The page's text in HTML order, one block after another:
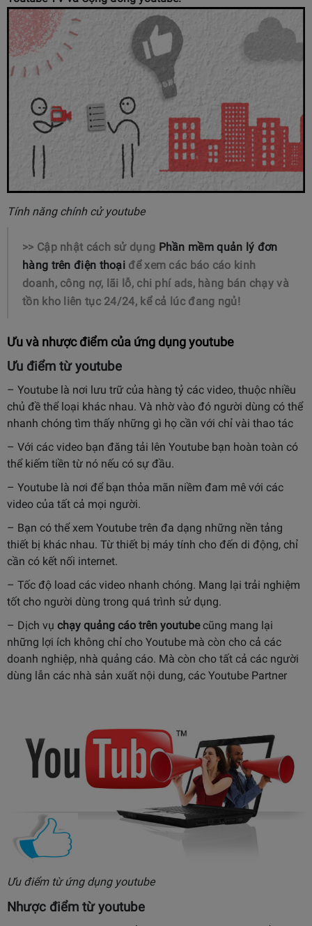
Tính năng chính cử youtube
>> Cập nhật cách sử dụng Phần mềm quản lý đơn
hàng trên điện thoại để xem các báo cáo kinh
doanh, công nợ, lãi lỗ, chi phí ads, hàng bán chạy và
tồn kho liên tục 24/24, kể cả lúc đang ngủ!
Ưu và nhược điểm của ứng dụng youtube
Ưu điểm từ youtube
– Youtube là nơi lưu trữ của hàng tỷ các video, thuộc nhiều
chủ đề thể loại khác nhau. Và nhờ vào đó người dùng có thể
nhanh chóng tìm thấy những gì họ cần với chỉ vài thao tác
– Với các video bạn đăng tải lên Youtube bạn hoàn toàn có
thể kiếm tiền từ nó nếu có sự đầu.
– Youtube là nơi để bạn thỏa mãn niềm đam mê với các
video của tất cả mọi người.
– Bạn có thể xem Youtube trên đa dạng những nền tảng
thiết bị khác nhau. Từ thiết bị máy tính cho đến di động, chỉ
cần có kết nối internet.
– Tốc độ load các video nhanh chóng. Mang lại trải nghiệm
tốt cho người dùng trong quá trình sử dụng.
– Dịch vụ chạy quảng cáo trên youtubecũng mang lại
những lợi ích không chỉ cho Youtube mà còn cho cả các
doanh nghiệp, nhà quảng cáo. Mà còn cho tất cả các người
dùng lẫn các nhà sản xuất nội dung, các Youtube Partner
Ưu điểm từ ứng dụng youtube
Nhược điểm từ youtube